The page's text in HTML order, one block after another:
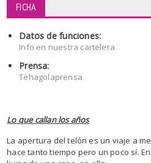
FICHA
Datos de funciones:
Info en nuestra cartelera
Prensa:
Tehagolaprensa
Lo que callan los años
La apertura del telón es un viaje a
hace tanto tiempo pero un poco sí.